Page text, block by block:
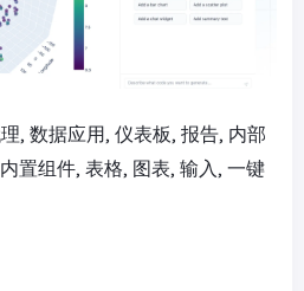
, 数据应用, 仪表板, 报告, 内部
置组件, 表格, 图表, 输入, 一键